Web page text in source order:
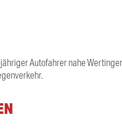
Autofahrer nahe